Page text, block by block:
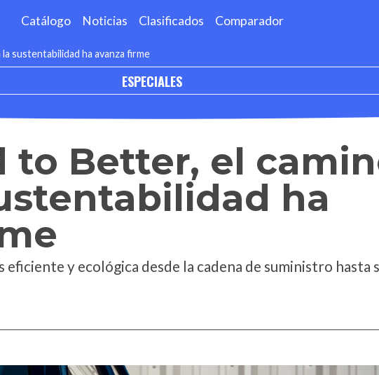
Catálogo Noticias Clasificados Comparador
sustentabilidad ha avanza firme
ESPECIALES
to Better, el
ha
eficiente y ecológica desde la cadena de suministro hasta